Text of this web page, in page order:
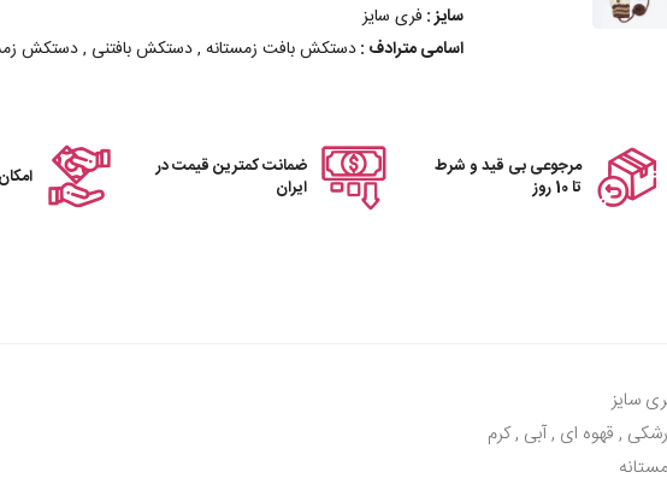
سایز : فری سایز
اسامی مترادف :دستکش بافت زمستانه , دستکش بافتنی , دستکش
مرجوعی بی قید و شرط
تا 10 روز
ضمانت کمترین قیمت در
ایران
سایز
, قهوه ای , آبی , کرم